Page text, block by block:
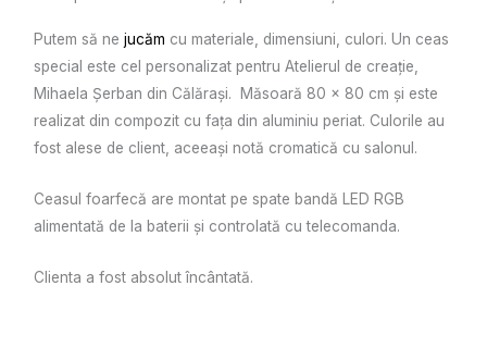
Putem să nejucăm cu materiale, dimensiuni, culori. Un ceas
special este cel personalizat pentru Atelierul de creație,
Mihaela Șerban din Călărași. Măsoară 80 x 80 cm și este
realizat din compozit cu fața din aluminiu periat. Culorile au
fost alese de client, aceeași notă cromatică cu salonul.
Ceasul foarfecă are montat pe spate bandă LED RGB
alimentată de la baterii și controlată cu telecomanda.
Clienta a fost absolut încântată.